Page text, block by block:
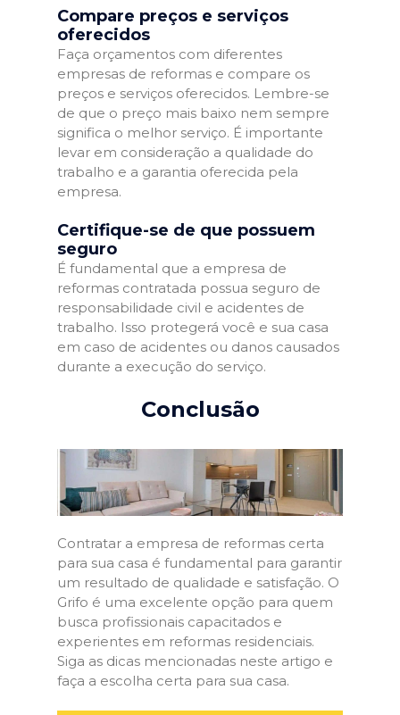
Compare preços e serviços
oferecidos
Faça orçamentos com diferentes
empresas de reformas e compare os
preços e serviços oferecidos. Lembre-se
de que o preço mais baixo nem sempre
significa o melhor serviço. É importante
levar em consideração a qualidade do
trabalho e a garantia oferecida pela
empresa.
Certifique-se de que possuem
seguro
É fundamental que a empresa de
reformas contratada possua seguro de
responsabilidade civil e acidentes de
trabalho. Isso protegerá você e sua casa
em caso de acidentes ou danos causados
durante a execução do serviço.
Conclusão
Contratar a empresa de reformas certa
para sua casa é fundamental para garantir
um resultado de qualidade e satisfação. O
Grifo é uma excelente opção para quem
busca profissionais capacitados e
experientes em reformas residenciais.
Siga as dicas mencionadas neste artigo e
faça a escolha certa para sua casa.